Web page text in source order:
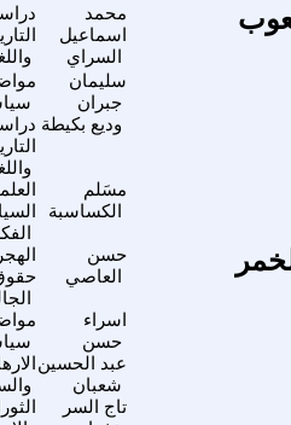
محمد
اسماعيل
السراي
سليمان
جبران
وديع بكيطة
مسَلم
الكساسبة
حسن
العاصي
اسراء
حسن
عبد الحسين
شعبان
تاج السر